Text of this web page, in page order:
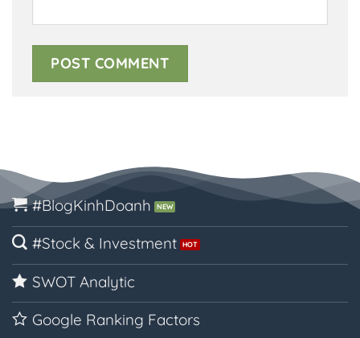
#BlogKinhDoanh
#Stock & Investment
SWOT Analytic
Google Ranking Factors